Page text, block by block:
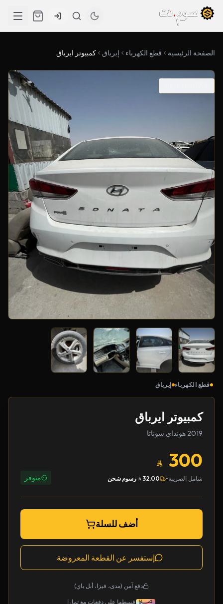
الصفحة الرئيسية قطع الكهرباء إيرباق كمبيوتر ايرباق
قطع الكهرباء إيرباق
كمبيوتر ايرباق
2019 هونداي سوناتا
300
شامل الضريبة•
32.00 رسوم شحن متوفر
أضف للسلة
إستفسر عن القطعة المعروضة
دفع آمن (مدى، فيزا، أبل باي)
قسطها على دفعات مع تمارا